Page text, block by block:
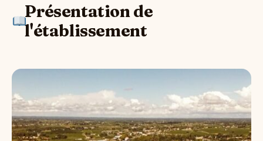
Présentation de
l'établissement